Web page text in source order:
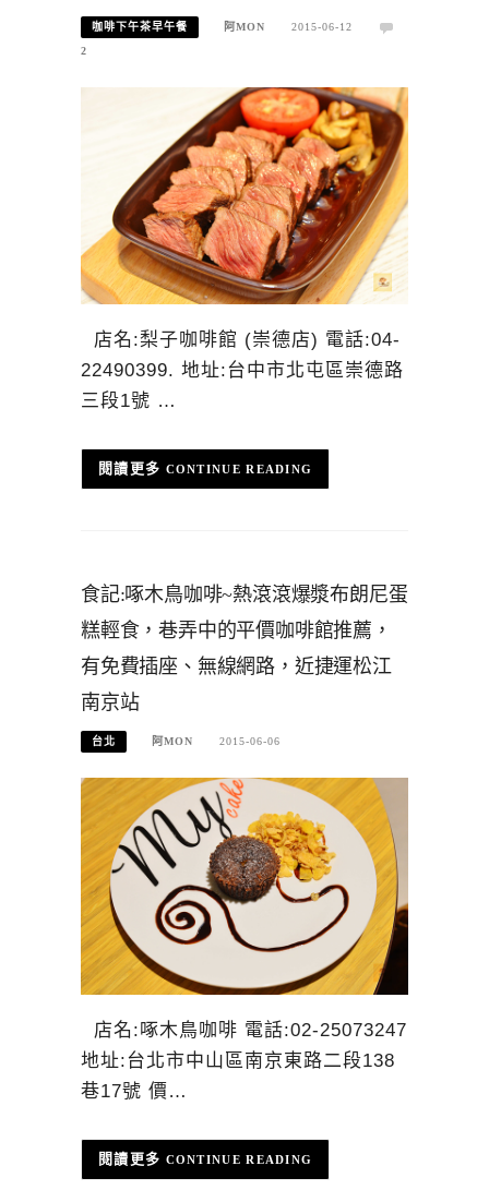
咖啡下午茶早午餐 阿MON
2015-06-12
2
店名:梨子咖啡館 (崇德店) 電話:04-
22490399. 地址:台中市北屯區崇德路
三段1號 …
CONTINUE READING
食記:啄木鳥咖啡~熱滾滾爆漿布朗尼蛋
糕輕食，巷弄中的平價咖啡館推薦，
有免費插座、無線網路，近捷運松江
南京站
台北 阿MON 2015-06-06
店名:啄木鳥咖啡 電話:02-25073247
地址:台北市中山區南京東路二段138
巷17號 價…
CONTINUE READING